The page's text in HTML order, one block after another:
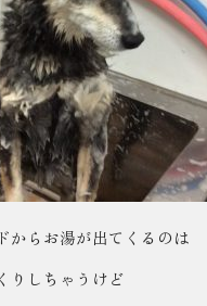
からお湯が出てくるのは
りしちゃうけど